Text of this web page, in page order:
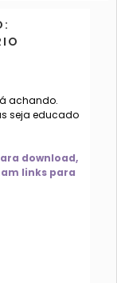
achando.
seja educado
download,
links para